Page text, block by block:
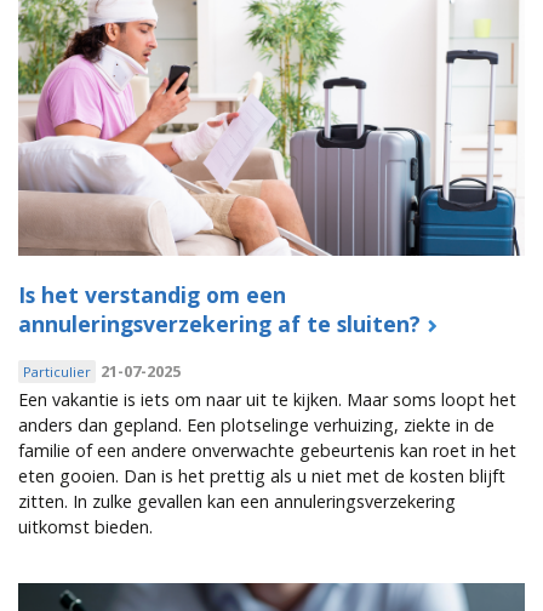
Is het verstandig om een
annuleringsverzekering af te sluiten?
Particulier 21-07-2025
Een vakantie is iets om naar uit te kijken. Maar soms loopt het
anders dan gepland. Een plotselinge verhuizing, ziekte in de
familie of een andere onverwachte gebeurtenis kan roet in het
eten gooien. Dan is het prettig als u niet met de kosten blijft
zitten. In zulke gevallen kan een annuleringsverzekering
uitkomst bieden.